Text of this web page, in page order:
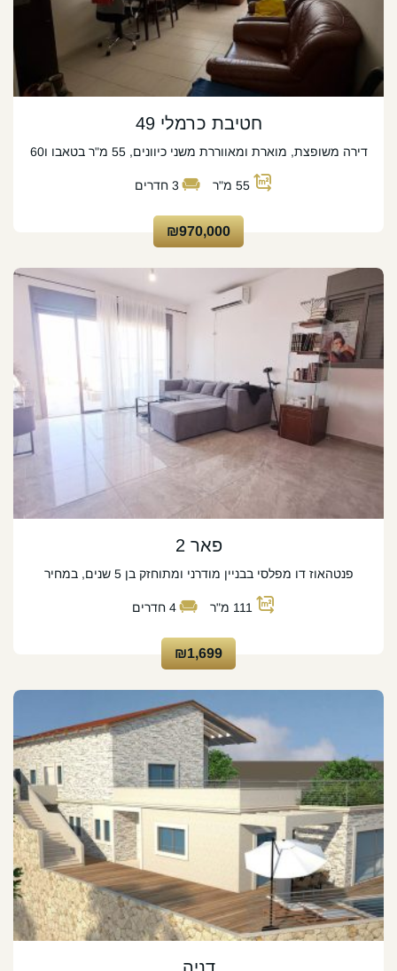
חטיבת כרמלי 49
דירה משופצת, מוארת ומאווררת משני כיוונים, 55 מ"ר בטאבו ו60
55 מ"ר 3 חדרים
₪970,000
פאר 2
פנטהאוז דו מפלסי בבניין מודרני ומתוחזק בן 5 שנים, במחיר
111 מ"ר 4 חדרים
₪1,699